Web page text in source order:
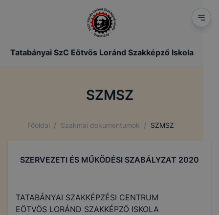
Tatabányai SzC Eötvös Loránd Szakképző Iskola
SZMSZ
Főoldal / Szakmai dokumentumok / SZMSZ
SZERVEZETI ÉS MŰKÖDÉSI SZABÁLYZAT 2020
TATABÁNYAI SZAKKÉPZÉSI CENTRUM
EÖTVÖS LORÁND SZAKKÉPZŐ ISKOLA